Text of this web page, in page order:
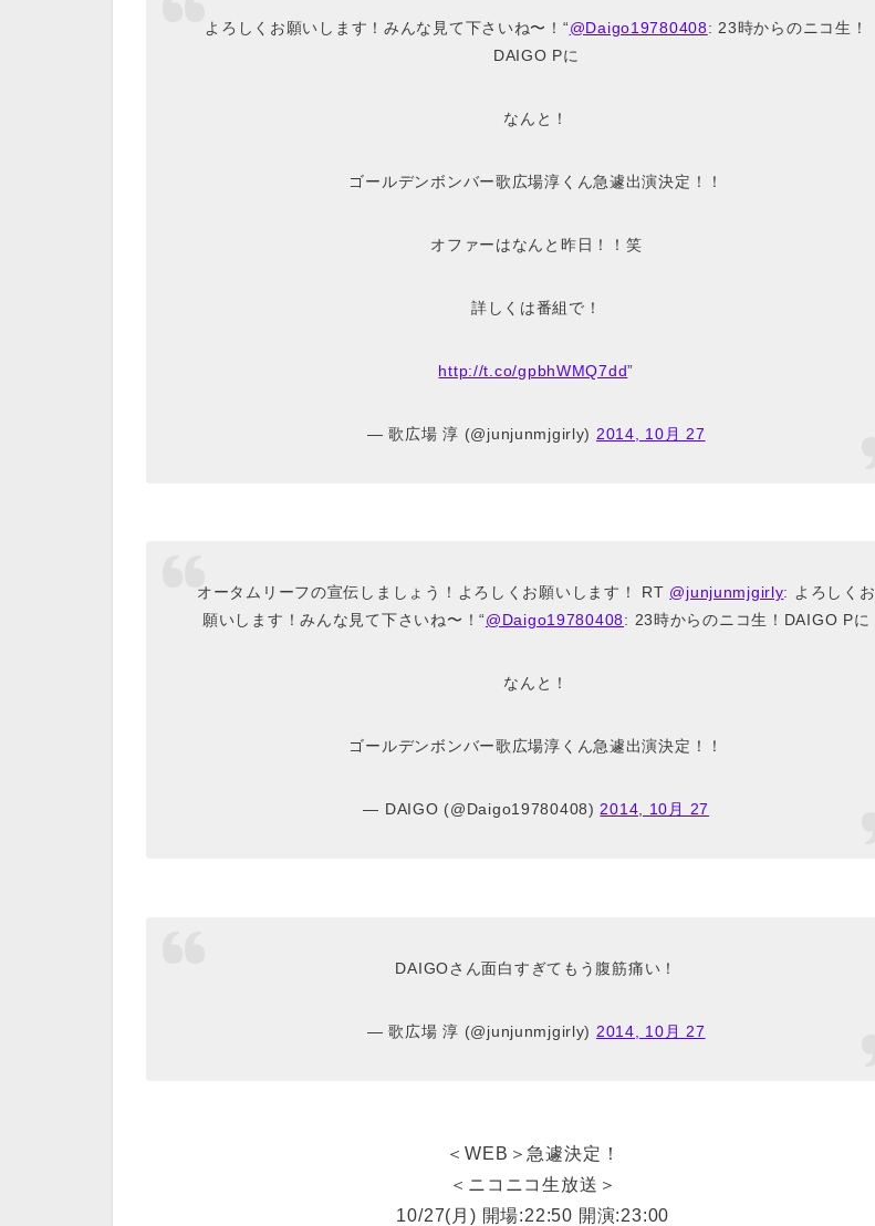
よろしくお願いします！みんな見て下さいね〜！“@Daigo19780408: 23時からのニコ生！
DAIGO Pに
なんと！
ゴールデンボンバー歌広場淳くん急遽出演決定！！
オファーはなんと昨日！！笑
詳しくは番組で！
http://t.co/gpbhWMQ7dd”
— 歌広場 淳 (@junjunmjgirly) 2014, 10月 27
オータムリーフの宣伝しましょう！よろしくお願いします！ RT @junjunmjgirly: よろしくお
願いします！みんな見て下さいね〜！“@Daigo19780408: 23時からのニコ生！DAIGO Pに
なんと！
ゴールデンボンバー歌広場淳くん急遽出演決定！！
— DAIGO (@Daigo19780408)2014, 10月 27
DAIGOさん面白すぎてもう腹筋痛い！
— 歌広場 淳 (@junjunmjgirly) 2014, 10月 27
＜WEB＞急遽決定！
＜ニコニコ生放送＞
10/27(月) 開場:22:50 開演:23:00